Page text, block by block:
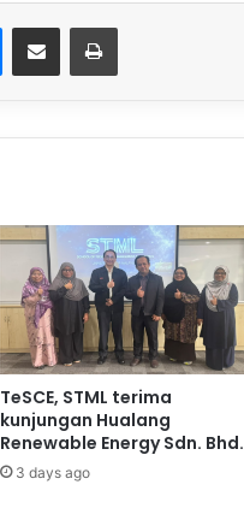
TeSCE, STML terima
kunjungan Hualang
Renewable Energy Sdn. Bhd.
3 days ago